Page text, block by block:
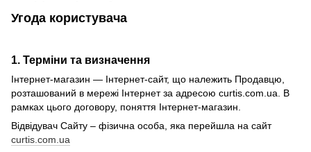
Угода користувача
1. Терміни та визначення
Інтернет-магазин — Інтернет-сайт, що належить Продавцю,
розташований в мережі Інтернет за адресою curtis.com.ua. В
рамках цього договору, поняття Інтернет-магазин.
Відвідувач Сайту – фізична особа, яка перейшла на сайт
curtis.com.ua